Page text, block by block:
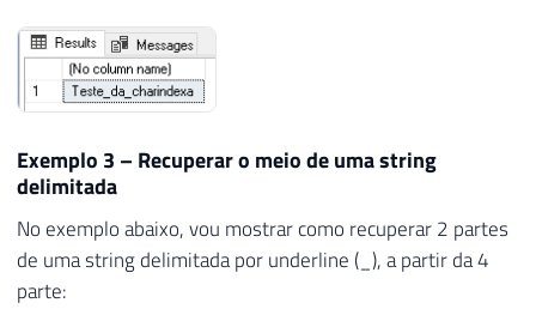
Exemplo 3 – Recuperar o meio de uma string
delimitada
No exemplo abaixo, vou mostrar como recuperar 2 partes
de uma string delimitada por underline (_), a partir da 4
parte: